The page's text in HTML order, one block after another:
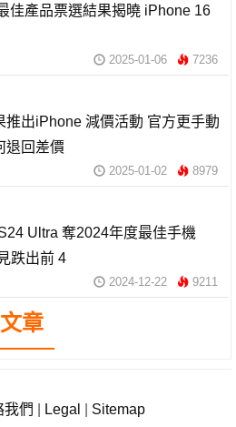
佳產品票選結果揭曉 iPhone 16
2025-01-06 7236
推出iPhone 減價活動 官方更手動
退回差價
2025-01-02 8979
Ultra 奪2024年度最佳手機
跌出前 4
2024-12-22 9211
章
我們 Legal
Sitemap